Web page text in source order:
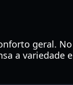
geral. No
a variedade e